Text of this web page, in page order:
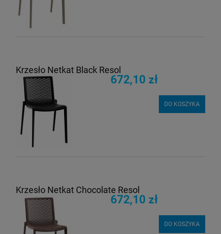
Krzesło Netkat Black Resol
672,10 zł
DO KOSZYKA
Krzesło Netkat Chocolate Resol
672,10 zł
DO KOSZYKA